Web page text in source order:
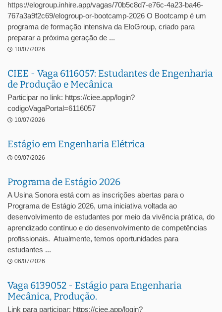
https://elogroup.inhire.app/vagas/70b5c8d7-e76c-4a23-ba46-
767a3a9f2c69/elogroup-or-bootcamp-2026 O Bootcamp é um
programa de formação intensiva da EloGroup, criado para
preparar a próxima geração de ...
10/07/2026
CIEE - Vaga 6116057: Estudantes de Engenharia
de Produção e Mecânica
Participar no link: https://ciee.app/login?
codigoVagaPortal=6116057
10/07/2026
Estágio em Engenharia Elétrica
09/07/2026
Programa de Estágio 2026
A Usina Sonora está com as inscrições abertas para o
Programa de Estágio 2026, uma iniciativa voltada ao
desenvolvimento de estudantes por meio da vivência prática, do
aprendizado contínuo e do desenvolvimento de competências
profissionais. Atualmente, temos oportunidades para
estudantes ...
06/07/2026
Vaga 6139052 - Estágio para Engenharia
Mecânica, Produção.
Link para participar: https://ciee.app/login?